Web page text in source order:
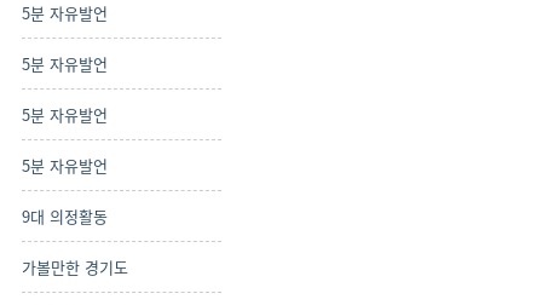
5분 자유발언
5분 자유발언
5분 자유발언
5분 자유발언
9대 의정활동
가볼만한 경기도